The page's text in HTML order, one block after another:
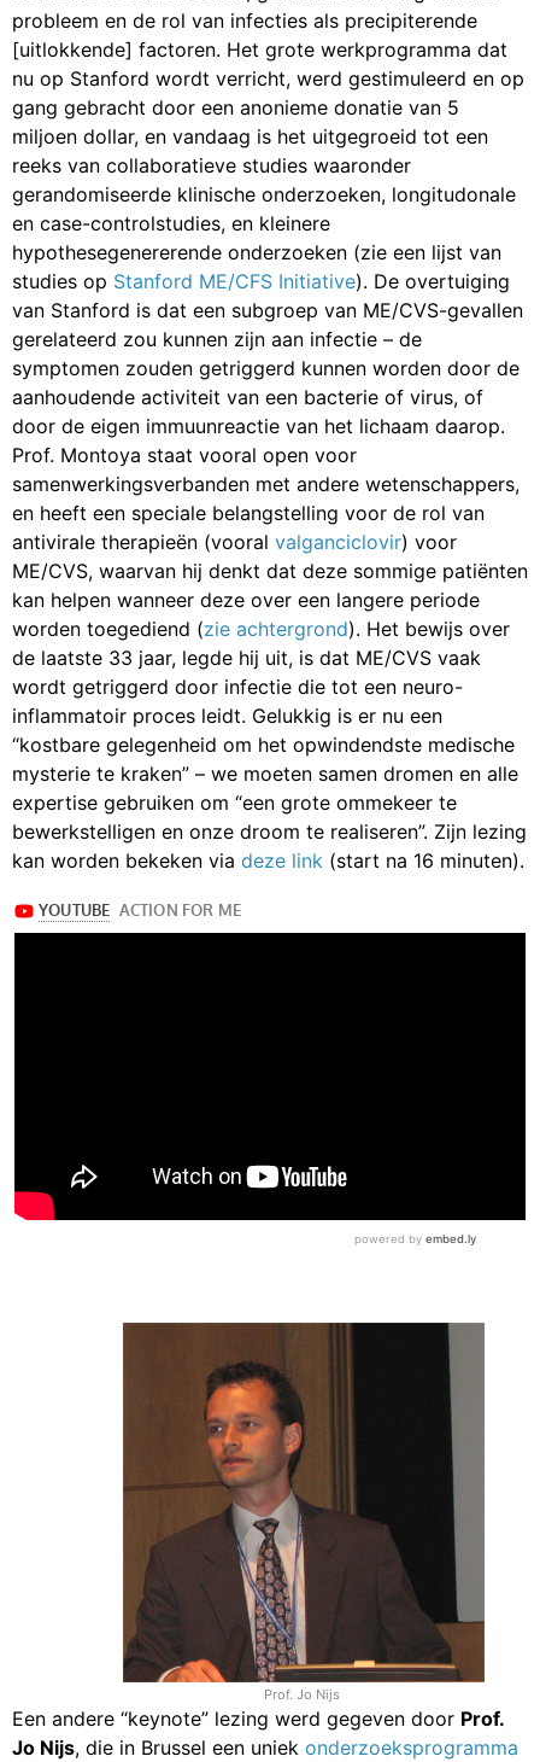
probleem en de rol van infecties als precipiterende
[uitlokkende] factoren. Het grote werkprogramma dat
nu op Stanford wordt verricht, werd gestimuleerd en op
gang gebracht door een anonieme donatie van 5
miljoen dollar, en vandaag is het uitgegroeid tot een
reeks van collaboratieve studies waaronder
gerandomiseerde klinische onderzoeken, longitudonale
en case-controlstudies, en kleinere
hypothesegenererende onderzoeken (zie een lijst van
studies op Stanford ME/CFS Initiative). De overtuiging
van Stanford is dat een subgroep van ME/CVS-gevallen
gerelateerd zou kunnen zijn aan infectie – de
symptomen zouden getriggerd kunnen worden door de
aanhoudende activiteit van een bacterie of virus, of
door de eigen immuunreactie van het lichaam daarop.
Prof. Montoya staat vooral open voor
samenwerkingsverbanden met andere wetenschappers,
en heeft een speciale belangstelling voor de rol van
antivirale therapieën (vooral valganciclovir) voor
ME/CVS, waarvan hij denkt dat deze sommige patiënten
kan helpen wanneer deze over een langere periode
worden toegediend (zie achtergrond). Het bewijs over
de laatste 33 jaar, legde hij uit, is dat ME/CVS vaak
wordt getriggerd door infectie die tot een neuro-
inflammatoir proces leidt. Gelukkig is er nu een
“kostbare gelegenheid om het opwindendste medische
mysterie te kraken” – we moeten samen dromen en alle
expertise gebruiken om “een grote ommekeer te
bewerkstelligen en onze droom te realiseren”. Zijn lezing
kan worden bekeken via deze link (start na 16 minuten).
Prof. Jo Nijs
Een andere “keynote” lezing werd gegeven door Prof.
Jo Nijs, die in Brussel een uniek onderzoeksprogramma